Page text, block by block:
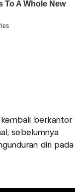
kembali berkantor
sebelumnya
diri pada